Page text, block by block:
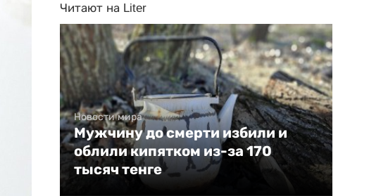
Читают на Liter
Новости мира
Мужчину до смерти избили и
облили кипятком из-за 170
тысяч тенге